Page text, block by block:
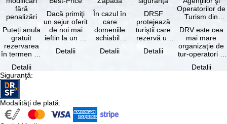
fără
penalizări
Puteți anula
gratuit
rezervarea
în termen de
data
rezervării, …
Detalii
Dacă primiţi
un sejur oferit
de noi mai
ieftin la un alt
cu aceleaşi …
Detalii
În cazul în
care
domeniile
schiabile
skipass-ul
Detalii
DRSF
protejează
turiştii care
rezervă un
sau servicii
Detalii
Operatorilor de
Turism din
DRV este cea
mai mare
organizaţie de
tur-operatori şi
turism din
Detalii
Siguranţă:
Modalităţi de plată: